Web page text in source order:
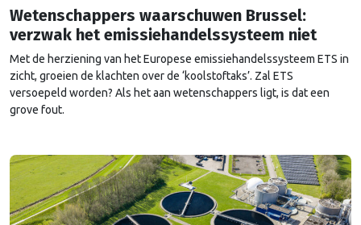
Wetenschappers waarschuwen Brussel:
verzwak het emissiehandelssysteem niet
Met de herziening van het Europese emissiehandelssysteem ETS in
zicht, groeien de klachten over de ‘koolstoftaks’. Zal ETS
versoepeld worden? Als het aan wetenschappers ligt, is dat een
grove fout.